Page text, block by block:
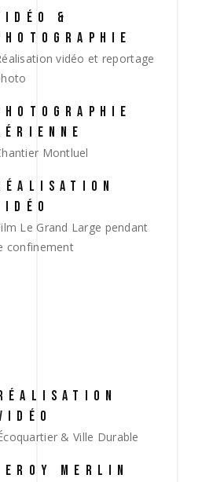
&
vidéo et reportage
Montluel
Le Grand Large pendant
confinement
& Ville Durable
MERLIN